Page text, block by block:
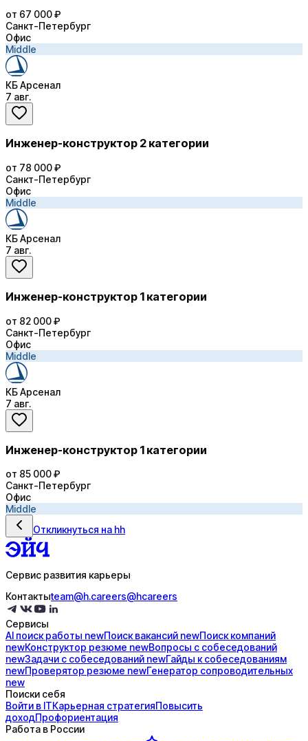
от 67 000 ₽
Санкт-Петербург
Офис
Middle
КБ Арсенал
7 авг.
Инженер-конструктор 2 категории
от 78 000 ₽
Санкт-Петербург
Офис
Middle
КБ Арсенал
7 авг.
Инженер-конструктор 1 категории
от 82 000 ₽
Санкт-Петербург
Офис
Middle
КБ Арсенал
7 авг.
Инженер-конструктор 1 категории
от 85 000 ₽
Санкт-Петербург
Офис
Middle
Откликнуться на hh
Сервис развития карьеры
Контактыteam@h.careers@hcareers
Сервисы
AI поискработы newПоисквакансий newПоисккомпаний
newКонструктор резюме newВопросы с собеседований
newЗадачи с собеседований newГайды ксобеседованиям
newПроверятор резюме newГенератор сопроводительных
new
Поиски себя
Войти в ITКарьерная стратегияПовысить
доходПрофориентация
Работа в России